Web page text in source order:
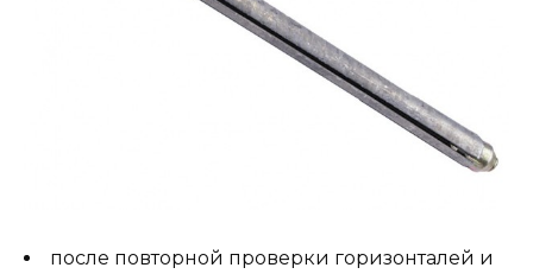
после повторной проверки горизонталей и